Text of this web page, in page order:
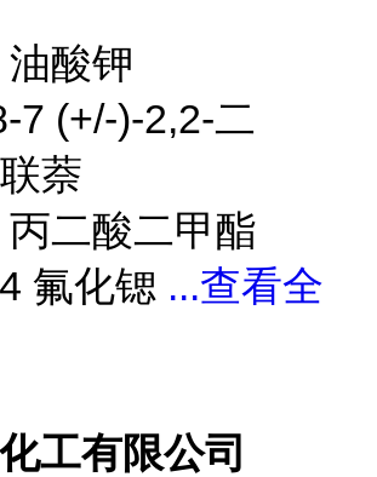
酸钾
7 (+/-)-2,2-二
萘
二酸二甲酯
氟化锶 ...查看全
工有限公司